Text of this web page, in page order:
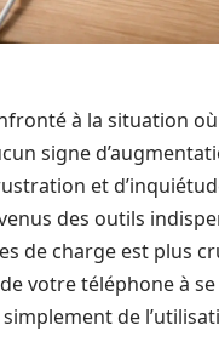
à la situation
signe
et
des outils
de charge est plus
votre téléphone à
de